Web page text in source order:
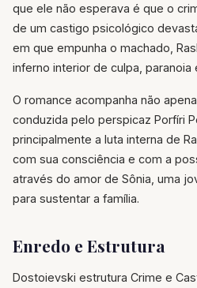
que ele não esperava é que o
de um castigo psicológico
em que empunha o machado,
inferno interior de culpa, paranoia
O romance acompanha não
conduzida pelo perspicaz Porfíri
principalmente a luta interna de
com sua consciência e com a
através do amor de Sônia, uma
para sustentar a família.
Enredo e Estrutura
Dostoievski estrutura Crime e